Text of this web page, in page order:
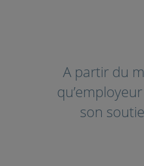
A partir du
son